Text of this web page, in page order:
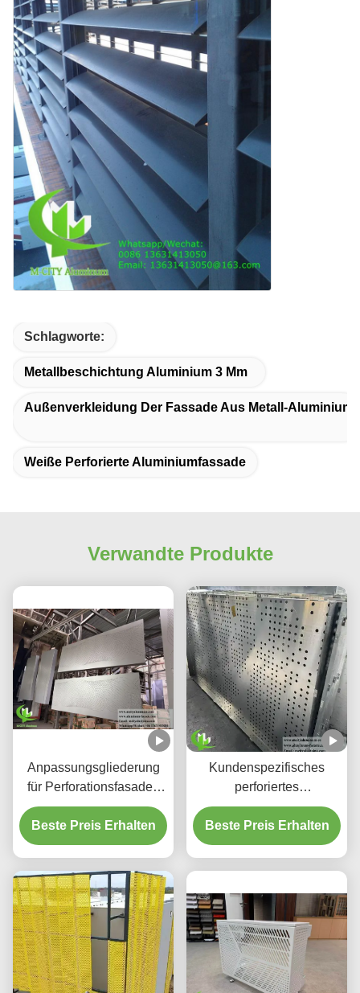
Schlagworte:
Metallbeschichtung Aluminium 3 Mm
Außenverkleidung Der Fassade Aus Metall-Aluminium
Weiße Perforierte Aluminiumfassade
Verwandte Produkte
Anpassungsgliederung
für Perforationsfasaden
aus Aluminium und
Bildschirmplatten
Beste Preis Erhalten
Kundenspezifisches
perforiertes
hinterleuchtetes
Aluminium-
Deckensystem mit
Laser-geschnittenen
Mustern
Beste Preis Erhalten